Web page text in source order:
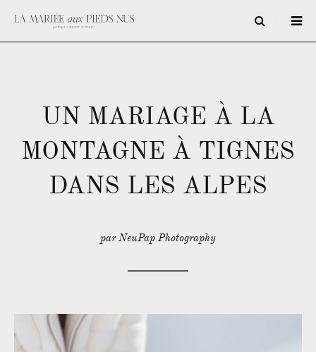
UN MARIAGE À LA
MONTAGNE À TIGNES
DANS LES ALPES
par NeuPap Photography